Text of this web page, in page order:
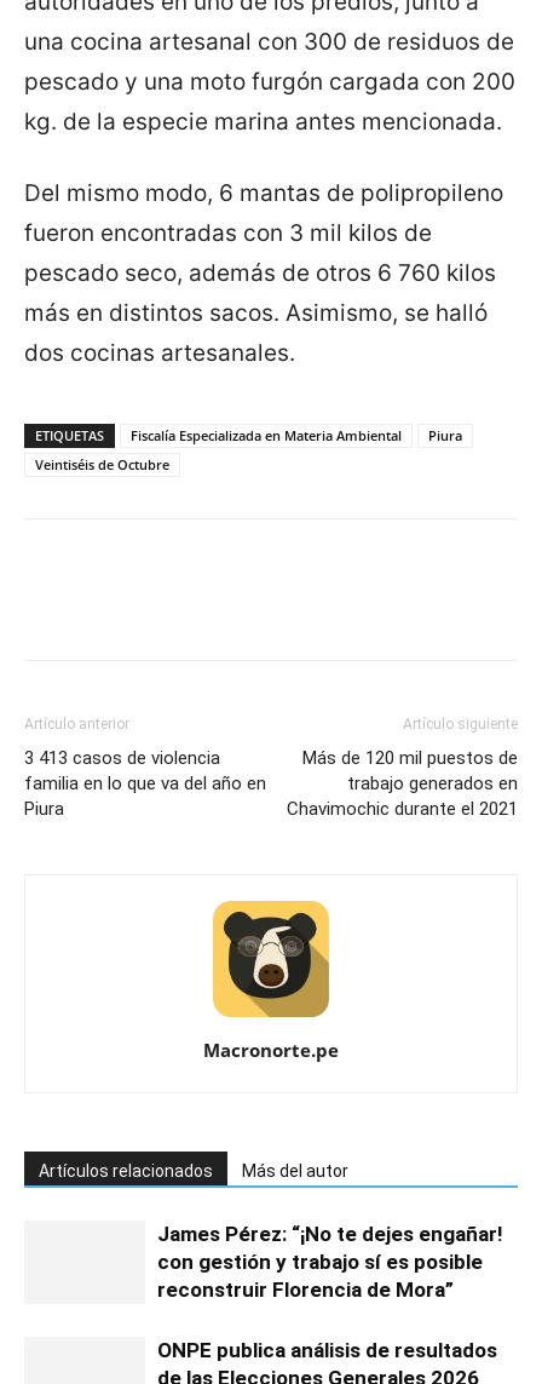
una cocina artesanal con 300 de residuos de
pescado y una moto furgón cargada con 200
kg. de la especie marina antes mencionada.
Del mismo modo, 6 mantas de polipropileno
fueron encontradas con 3 mil kilos de
pescado seco, además de otros 6 760 kilos
más en distintos sacos. Asimismo, se halló
dos cocinas artesanales.
ETIQUETAS Fiscalía Especializada en Materia Ambiental
Piura
Veintiséis de Octubre
Artículo anterior
3 413 casos de violencia
familia en lo que va del año en
Piura
Artículo siguiente
Más de 120 mil puestos de
trabajo generados en
Chavimochic durante el 2021
Macronorte.pe
Artículos relacionados Más del autor
James Pérez: “¡No te dejes engañar!
con gestión y trabajo sí es posible
reconstruir Florencia de Mora”
ONPE publica análisis de resultados
de las Elecciones Generales 2026